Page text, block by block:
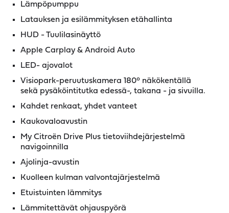
Lämpöpumppu
Latauksen ja esilämmityksen etähallinta
HUD - Tuulilasinäyttö
Apple Carplay & Android Auto
LED- ajovalot
Visiopark-peruutuskamera 180° näkökentällä
sekä pysäköintitutka edessä-, takana - ja sivuilla.
Kahdet renkaat, yhdet vanteet
Kaukovaloavustin
My Citroën Drive Plus tietoviihdejärjestelmä
navigoinnilla
Ajolinja-avustin
Kuolleen kulman valvontajärjestelmä
Etuistuinten lämmitys
Lämmitettävät ohjauspyörä